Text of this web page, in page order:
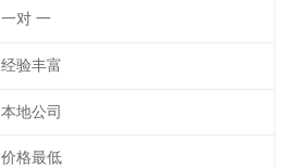
一对 一
经验丰富
本地公司
价格最低